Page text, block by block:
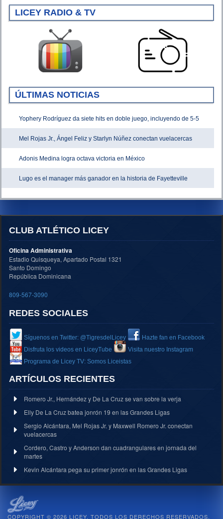
LICEY RADIO & TV
ÚLTIMAS NOTICIAS
Yophery Rodríguez da siete hits en doble juego, incluyendo de 5-5
Mel Rojas Jr., Ángel Feliz y Starlyn Núñez conectan vuelacercas
Adonis Medina logra octava victoria en México
Lugo es el manager más ganador en la historia de Fayetteville
CLUB ATLÉTICO LICEY
Oficina Administrativa
Estadio Quisqueya, Apartado Postal 1321
Santo Domingo
República Dominicana
809-567-3090
REDES SOCIALES
Síguenos en Twitter: @TigresdelLicey
Hazte fan en Facebook
Disfruta los videos en LiceyTube
Visita nuestro Instagram
Programa de Licey TV: Somos Liceistas
ARTÍCULOS RECIENTES
Romero Jr., Hernández y De La Cruz se van sobre la verja
Elly De La Cruz batea jonrón 19 en las Grandes Ligas
Sergio Alcántara, Mel Rojas Jr. y Maxwell Romero Jr. conectan
vuelacercas
Cordero, Castro y Anderson dan cuadrangulares en jornada del
martes
Kevin Alcántara pega su primer jonrón en las Grandes Ligas
COPYRIGHT © 2026 LICEY. TODOS LOS DERECHOS RESERVADOS.